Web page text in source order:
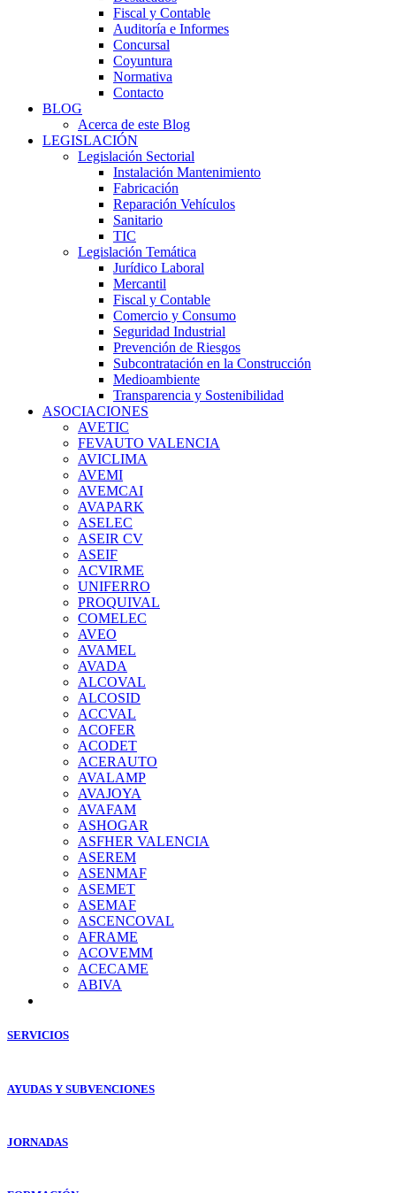
Fiscal y Contable
Auditoría e Informes
Concursal
Coyuntura
Normativa
Contacto
BLOG
Acerca de este Blog
LEGISLACIÓN
Legislación Sectorial
Instalación Mantenimiento
Fabricación
Reparación Vehículos
Sanitario
TIC
Legislación Temática
Jurídico Laboral
Mercantil
Fiscal y Contable
Comercio y Consumo
Seguridad Industrial
Prevención de Riesgos
Subcontratación en la Construcción
Medioambiente
Transparencia y Sostenibilidad
ASOCIACIONES
AVETIC
FEVAUTO VALENCIA
AVICLIMA
AVEMI
AVEMCAI
AVAPARK
ASELEC
ASEIR CV
ASEIF
ACVIRME
UNIFERRO
PROQUIVAL
COMELEC
AVEO
AVAMEL
AVADA
ALCOVAL
ALCOSID
ACCVAL
ACOFER
ACODET
ACERAUTO
AVALAMP
AVAJOYA
AVAFAM
ASHOGAR
ASFHER VALENCIA
ASEREM
ASENMAF
ASEMET
ASEMAF
ASCENCOVAL
AFRAME
ACOVEMM
ACECAME
ABIVA
SERVICIOS
AYUDAS Y SUBVENCIONES
JORNADAS